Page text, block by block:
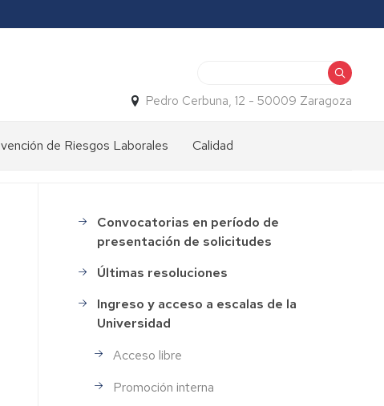
Pedro Cerbuna, 12 - 50009 Zaragoza
de Riesgos Laborales Calidad
Selección
de
Personal
Convocatorias en período de
presentación de solicitudes
Últimas resoluciones
Ingreso y acceso a escalas de la
Universidad
Acceso libre
Promoción interna